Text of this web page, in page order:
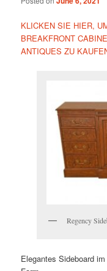
KLICKEN SIE HIER,
BREAKFRONT
ANTIQUES ZU
Regency
Elegantes Sideboard